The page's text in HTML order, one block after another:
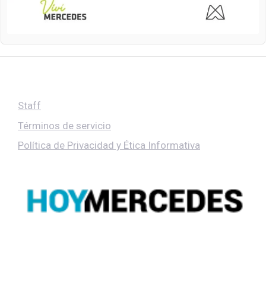
Staff
Términos de servicio
Política de Privacidad y Ética Informativa